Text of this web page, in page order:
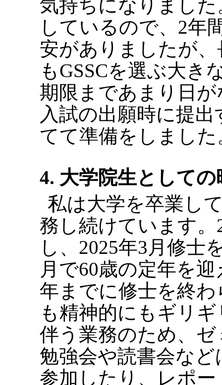
気持ちになりまし
しているので、2年
安がありましたが
もGSSCを選ぶ大き
期限まであまり日
入試の出願時に提
てて準備をしました
4. 大学院生としての
私は大学を卒業し
務し続けています。
し、2025年3月修士
月で60歳の定年を
年までに修士を終
も精神的にもギリ
伴う業務のため、
勉強会や読書会な
参加したり、レポ